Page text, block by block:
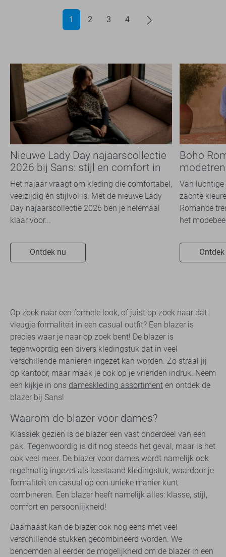
1 2 3 4
Nieuwe Lady Day najaarscollectie
2026 bij Sans: stijl en comfort in
travelkwaliteit
Het najaar vraagt om kleding die comfortabel,
veelzijdig én stijlvol is. Met de nieuwe Lady
Day najaarscollectie 2026 ben je helemaal
klaar voor...
Ontdek nu
Boho
overal
Van luchtige
zachte
Romance
het
Op zoek naar een formele look, of juist op zoek naar dat
vleugje formaliteit in een casual outfit? Een blazer is
precies waar je naar op zoek bent! De blazer is
tegenwoordig een divers kledingstuk dat in veel
verschillende manieren ingezet kan worden. Zo straal jij
op kantoor, maar maak je ook op je vrienden indruk. Neem
een kijkje in ons dameskleding assortiment en ontdek de
blazer bij Sans!
Waarom de blazer voor dames?
Klassiek gezien is de blazer een vast onderdeel van een
pak. Tegenwoordig is dit nog steeds het geval, maar is het
ook veel meer. De blazer voor dames wordt namelijk ook
regelmatig ingezet als losstaand kledingstuk, waardoor je
formaliteit en casual op een unieke manier kunt
combineren. Een blazer heeft namelijk alles: klasse, stijl,
comfort en persoonlijkheid!
Daarnaast kan de blazer ook nog eens met veel
verschillende stukken gecombineerd worden. We
benoemden al eerder de mogelijkheid om de blazer in een